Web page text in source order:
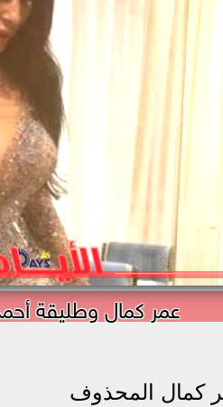
عمر كمال وطليقة
كمال المحذوف